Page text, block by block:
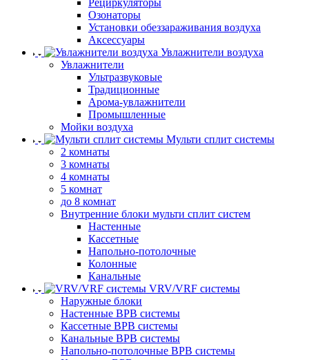
Рециркуляторы
Озонаторы
Установки обеззараживания воздуха
Аксессуары
Увлажнители воздуха
Увлажнители
Ультразвуковые
Традиционные
Арома-увлажнители
Промышленные
Мойки воздуха
Мульти сплит системы
2 комнаты
3 комнаты
4 комнаты
5 комнат
до 8 комнат
Внутренние блоки мульти сплит систем
Настенные
Кассетные
Напольно-потолочные
Колонные
Канальные
VRV/VRF системы
Наружные блоки
Настенные ВРВ системы
Кассетные ВРВ системы
Канальные ВРВ системы
Напольно-потолочные ВРВ системы